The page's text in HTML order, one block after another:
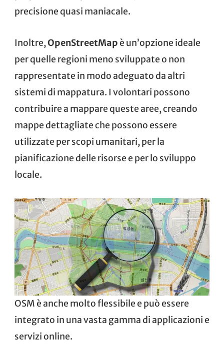
precisione quasi maniacale.
Inoltre,OpenStreetMap è un’opzione ideale
per quelle regioni meno sviluppate o non
rappresentate in modo adeguato da altri
sistemi di mappatura. I volontari possono
contribuire a mappare queste aree, creando
mappe dettagliate che possono essere
utilizzate per scopi umanitari, per la
pianificazione delle risorse e per lo sviluppo
locale.
OSM è anche molto flessibile e può essere
integrato in una vasta gamma di applicazioni e
servizi online.